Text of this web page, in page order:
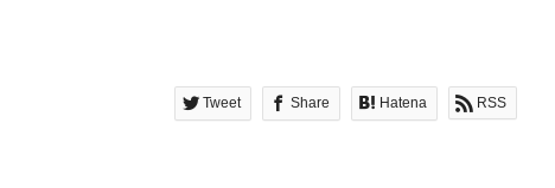
Tweet Share Hatena RSS